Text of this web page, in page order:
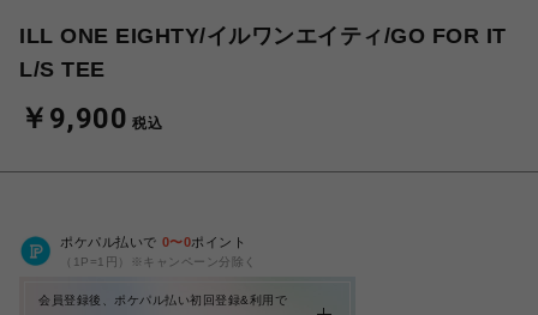
ILL ONE EIGHTY/イルワンエイティ/GO FOR IT
L/S TEE
￥9,900 税込
ポケパル払いで 0〜0ポイント
（1P=1円）※キャンペーン分除く
会員登録後、ポケパル払い初回登録&利用で